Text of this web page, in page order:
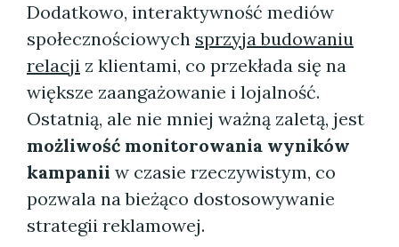
Dodatkowo, interaktywność mediów
społecznościowych sprzyja budowaniu
relacji z klientami, co przekłada się na
większe zaangażowanie i lojalność.
Ostatnią, ale nie mniej ważną zaletą, jest
możliwość monitorowania wyników
kampanii w czasie rzeczywistym, co
pozwala na bieżąco dostosowywanie
strategii reklamowej.